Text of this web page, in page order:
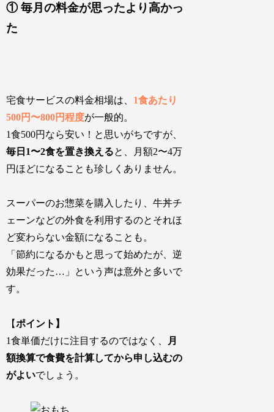
① 毎月の料金が思ったより高かっ
た
宅食サービスの料金相場は、 1食あたり
500円〜800円程度が一般的。
1食500円なら安い！と思いがちですが、
毎日1〜2食を置き換えると、
月額2〜4万
円ほどになる ことも珍しくありません。
スーパーのお惣菜を購入したり、牛丼チ
ェーンなどの外食を利用するのとそれほ
ど変わらない金額になることも。
「節約になるかもと思って始めたが、逆
効果だった…」という声は意外と多いで
す。
【ポイント】
1食単価だけに注目するのではなく、
月
額換算で食費を計算してから申し込むの
がよいでしょう。